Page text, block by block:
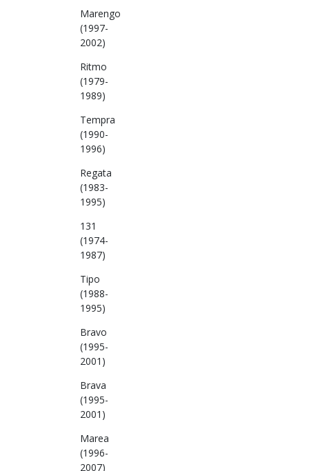
Marengo
(1997-
2002)
Ritmo
(1979-
1989)
Tempra
(1990-
1996)
Regata
(1983-
1995)
131
(1974-
1987)
Tipo
(1988-
1995)
Bravo
(1995-
2001)
Brava
(1995-
2001)
Marea
(1996-
2007)